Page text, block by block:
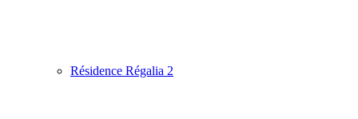
Résidence Régalia 2